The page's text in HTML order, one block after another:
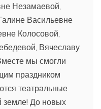
Незамаевой,
Васильевне
Колосовой,
Вячеславу
мы смогли
праздником
театральные
земле! До новых